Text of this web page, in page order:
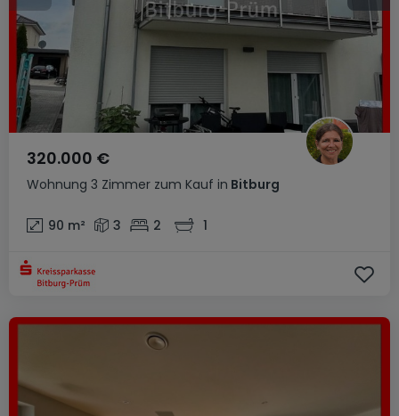
Wohnung 3 Zimmer zum Kauf in Bitburg
320.000 €
90 m² 3 2 1